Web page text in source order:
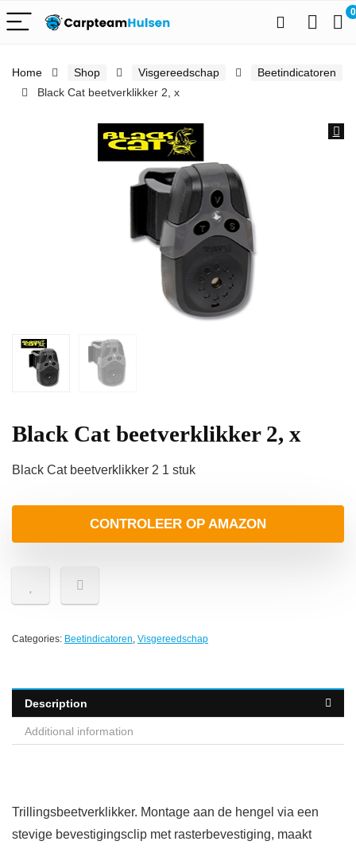
0
Home Shop Visgereedschap
Beetindicatoren
Black Cat beetverklikker 2, x
Black Cat beetverklikker 2, x
Black Cat beetverklikker 2 1 stuk
CONTROLEER OP AMAZON
Categories: Beetindicatoren, Visgereedschap
Description
Additional information
Trillingsbeetverklikker. Montage aan de hengel via een
stevige bevestigingsclip met rasterbevestiging, maakt